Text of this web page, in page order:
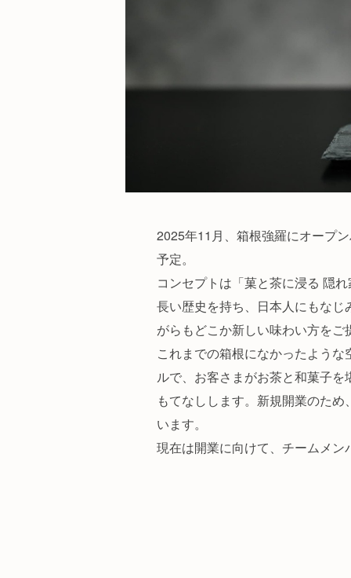
2025年11月、箱根強羅にオープ
予定。
コンセプトは「菓と茶に浸る 隠
長い歴史を持ち、日本人にもな
がらもどこか新しい味わい方をご
これまでの箱根になかったよう
ルで、お客さまがお茶と和菓子
もてなしします。新規開業のた
います。
現在は開業に向けて、チームメ